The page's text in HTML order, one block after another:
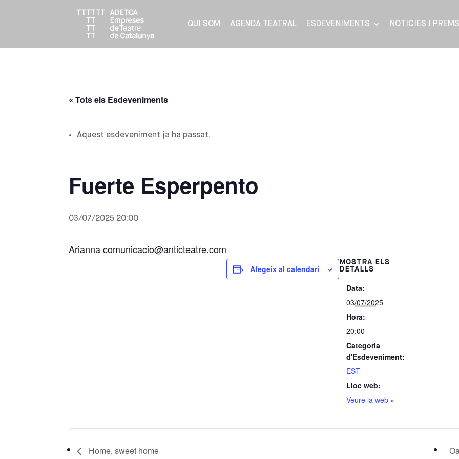
QUI SOM AGENDA TEATRAL ESDEVENIMENTS NOTÍCIES I
« Tots els Esdeveniments
Aquest esdeveniment ja ha passat.
Fuerte Esperpento
03/07/2025 20:00
Arianna comunicacio@anticteatre.com
Afegeix al calendari
MOSTRA ELS
DETALLS
Data:
03/07/2025
Hora:
20:00
Categoria
d'Esdeveniment:
EST
Lloc web:
Veure la web »
Home, sweet home